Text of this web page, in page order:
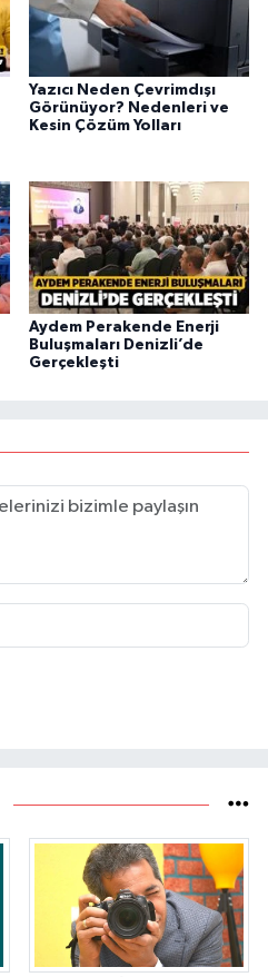
Yazıcı Neden Çevrimdışı
Görünüyor? Nedenleri ve
Kesin Çözüm Yolları
Aydem Perakende Enerji
Buluşmaları Denizli’de
Gerçekleşti